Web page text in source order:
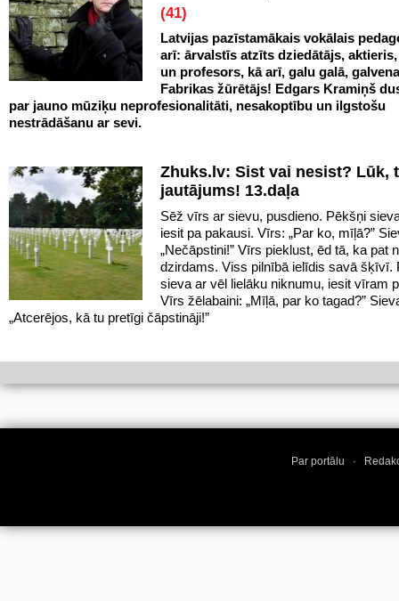
(41)
Latvijas pazīstamākais vokālais
arī: ārvalstīs atzīts dziedātājs,
un profesors, kā arī, galu galā,
Fabrikas žūrētājs! Edgars Kramiņš
par jauno mūziķu neprofesionalitāti, nesakoptību un ilgstošu
nestrādāšanu ar sevi.
Zhuks.lv: Sist vai nesist? Lūk,
jautājums! 13.daļa
Sēž vīrs ar sievu, pusdieno. Pēkšņi
iesit pa pakausi. Vīrs: „Par ko, mīļā?”
„Nečāpstini!” Vīrs pieklust, ēd tā, ka pat
dzirdams. Viss pilnībā ielīdis savā šķīvī.
sieva ar vēl lielāku niknumu, iesit vīram
Vīrs žēlabaini: „Mīļā, par ko tagad?”
„Atcerējos, kā tu pretīgi čāpstināji!”
Par portālu ·